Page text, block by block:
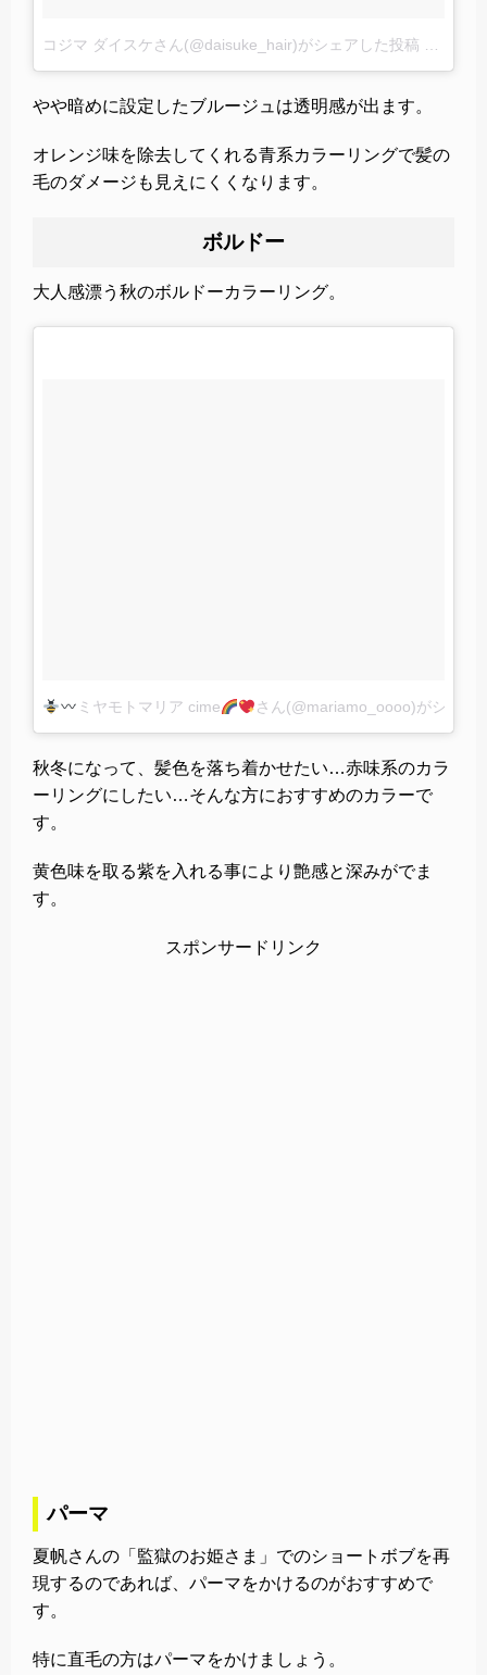
コジマ ダイスケさん(@daisuke_hair)がシェアした投稿
やや暗めに設定したブルージュは透明感が出ます。
オレンジ味を除去してくれる青系カラーリングで髪の
毛のダメージも見えにくくなります。
ボルドー
大人感漂う秋のボルドーカラーリング。
ミヤモトマリア cime さん(@mariamo_oooo)がシェア
秋冬になって、髪色を落ち着かせたい…赤味系のカラ
ーリングにしたい…そんな方におすすめのカラーで
す。
黄色味を取る紫を入れる事により艶感と深みがでま
す。
スポンサードリンク
パーマ
夏帆さんの「監獄のお姫さま」でのショートボブを再
現するのであれば、パーマをかけるのがおすすめで
す。
特に直毛の方はパーマをかけましょう。